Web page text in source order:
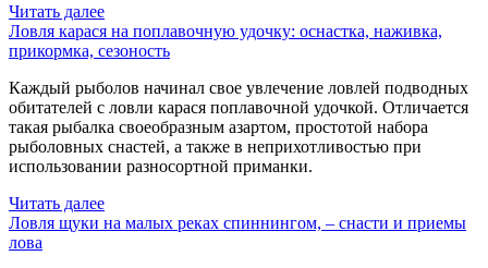
Читать далее
Ловля карася на поплавочную удочку: оснастка, наживка,
прикормка, сезоность
Каждый рыболов начинал свое увлечение ловлей подводных
обитателей с ловли карася поплавочной удочкой. Отличается
такая рыбалка своеобразным азартом, простотой набора
рыболовных снастей, а также в неприхотливостью при
использовании разносортной приманки.
Читать далее
Ловля щуки на малых реках спиннингом, – снасти и приемы
лова